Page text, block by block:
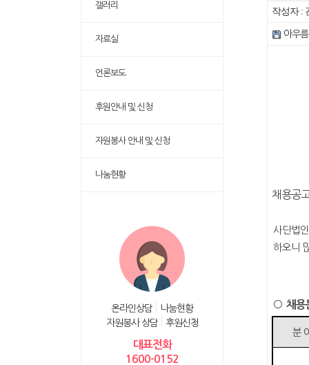
갤러리
자료실
언론보도
후원안내 및 신청
자원봉사 안내 및 신청
나눔현황
온라인상담
나눔현황
자원봉사 상담
후원신청
대표전화
1600-0152
작성자 :
아우
채용공
사단법인
하오니
○ 채용
분